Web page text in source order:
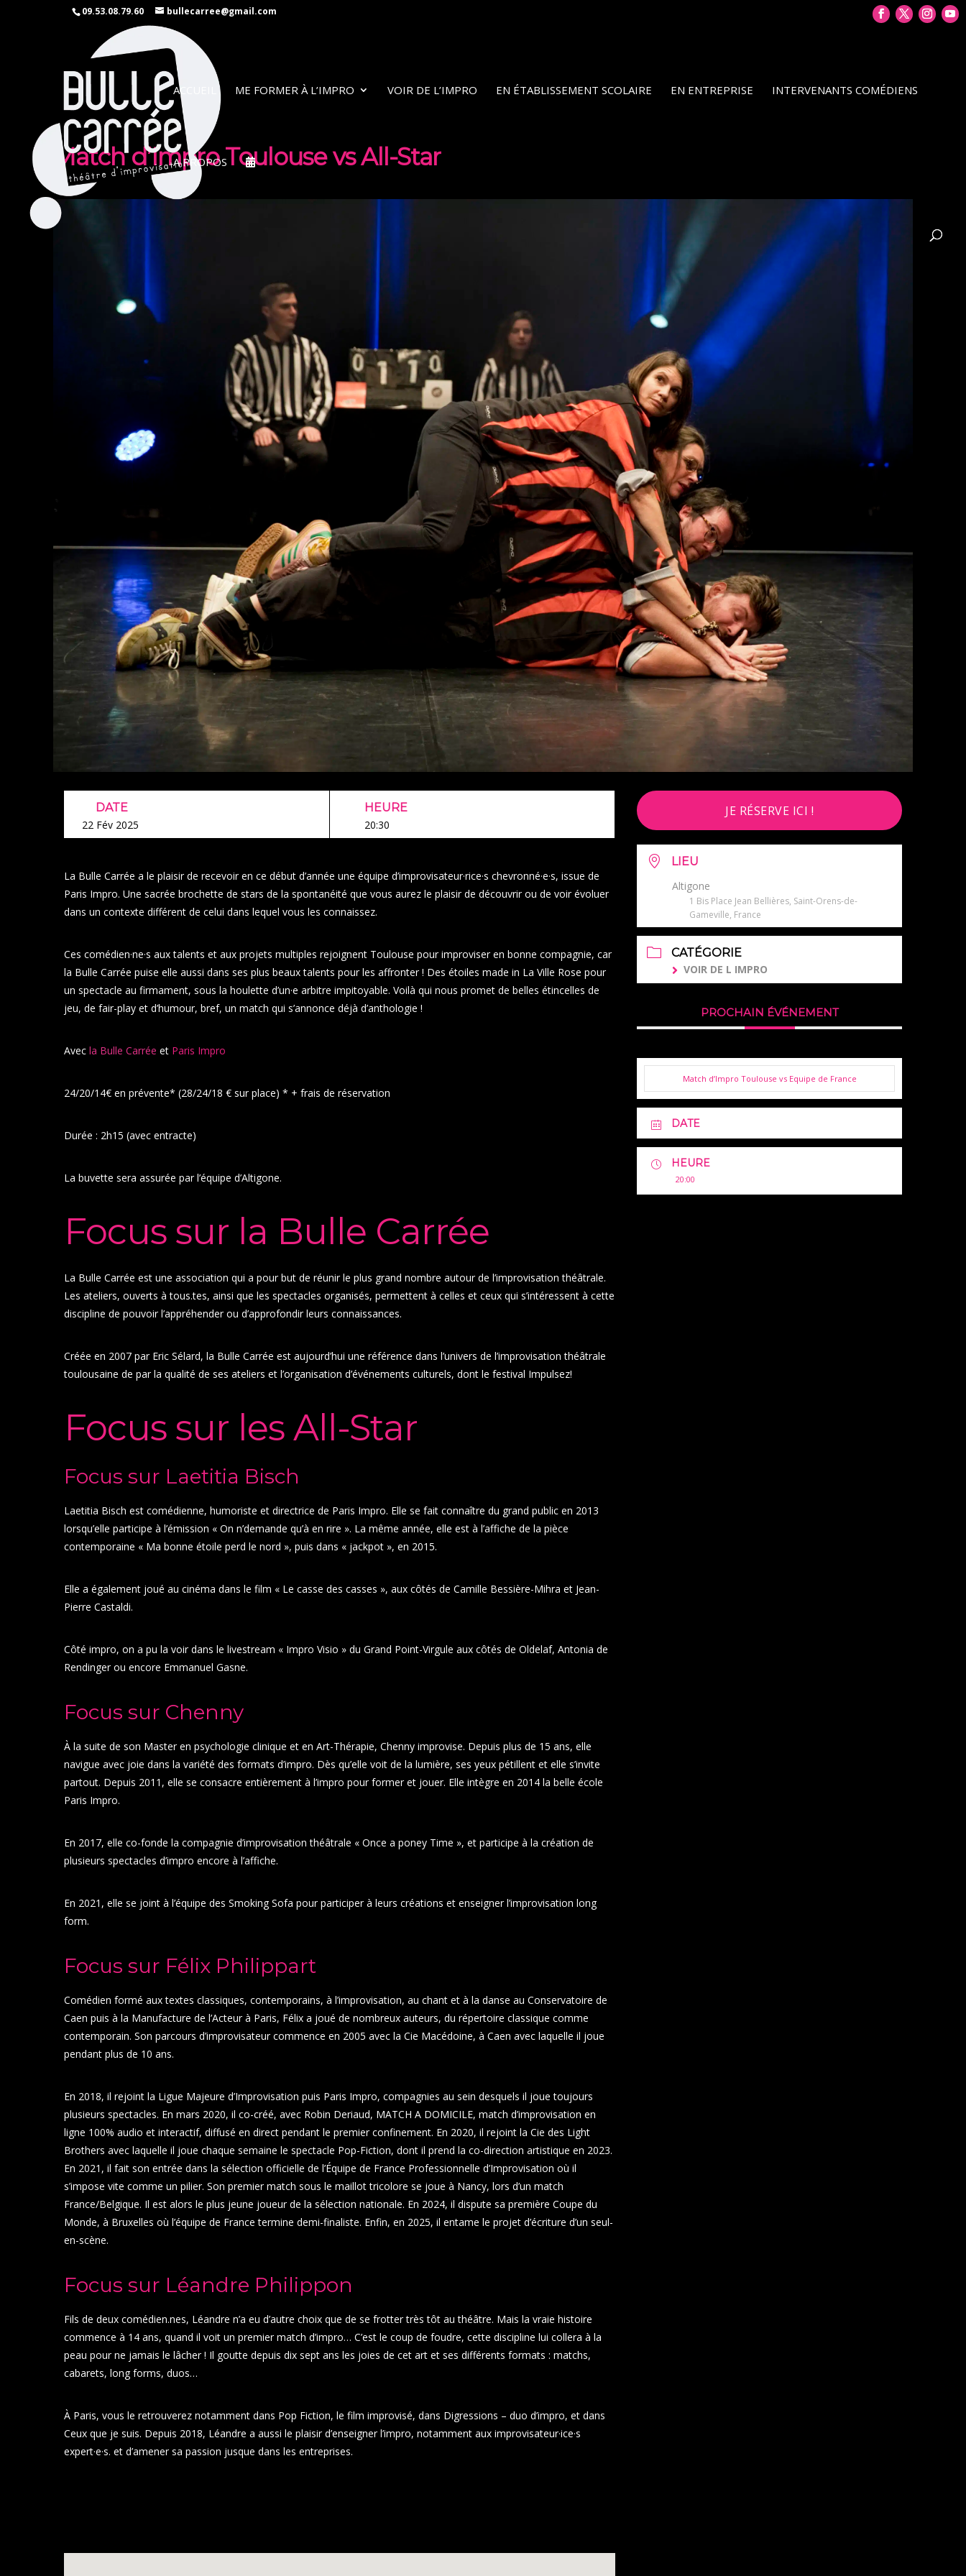
09.53.08.79.60 bullecarree@gmail.com
ACCUEIL ME FORMER À L’IMPRO VOIR DE L’IMPRO EN ÉTABLISSEMENT SCOLAIRE EN ENTREPRISE INTERVENANTS COMÉDIENS
A PROPOS
Match d’Impro Toulouse vs All-Star
DATE
22 Fév 2025
HEURE
20:30
La Bulle Carrée a le plaisir de recevoir en ce début d’année une équipe d’improvisateur·rice·s chevronné·e·s, issue de
Paris Impro. Une sacrée brochette de stars de la spontanéité que vous aurez le plaisir de découvrir ou de voir évoluer
dans un contexte différent de celui dans lequel vous les connaissez.
Ces comédien·ne·s aux talents et aux projets multiples rejoignent Toulouse pour improviser en bonne compagnie, car
la Bulle Carrée puise elle aussi dans ses plus beaux talents pour les affronter ! Des étoiles made in La Ville Rose pour
un spectacle au firmament, sous la houlette d’un·e arbitre impitoyable. Voilà qui nous promet de belles étincelles de
jeu, de fair-play et d’humour, bref, un match qui s’annonce déjà d’anthologie !
Avec la Bulle Carrée et Paris Impro
24/20/14€ en prévente* (28/24/18 € sur place) * + frais de réservation
Durée : 2h15 (avec entracte)
La buvette sera assurée par l’équipe d’Altigone.
Focus sur la Bulle Carrée
La Bulle Carrée est une association qui a pour but de réunir le plus grand nombre autour de l’improvisation théâtrale.
Les ateliers, ouverts à tous.tes, ainsi que les spectacles organisés, permettent à celles et ceux qui s’intéressent à cette
discipline de pouvoir l’appréhender ou d’approfondir leurs connaissances.
Créée en 2007 par Eric Sélard, la Bulle Carrée est aujourd’hui une référence dans l’univers de l’improvisation théâtrale
toulousaine de par la qualité de ses ateliers et l’organisation d’événements culturels, dont le festival Impulsez!
Focus sur les All-Star
Focus sur Laetitia Bisch
Laetitia Bisch est comédienne, humoriste et directrice de Paris Impro. Elle se fait connaître du grand public en 2013
lorsqu’elle participe à l’émission « On n’demande qu’à en rire ». La même année, elle est à l’affiche de la pièce
contemporaine « Ma bonne étoile perd le nord », puis dans « jackpot », en 2015.
Elle a également joué au cinéma dans le film « Le casse des casses », aux côtés de Camille Bessière-Mihra et Jean-
Pierre Castaldi.
Côté impro, on a pu la voir dans le livestream « Impro Visio » du Grand Point-Virgule aux côtés de Oldelaf, Antonia de
Rendinger ou encore Emmanuel Gasne.
Focus sur Chenny
À la suite de son Master en psychologie clinique et en Art-Thérapie, Chenny improvise. Depuis plus de 15 ans, elle
navigue avec joie dans la variété des formats d’impro. Dès qu’elle voit de la lumière, ses yeux pétillent et elle s’invite
partout. Depuis 2011, elle se consacre entièrement à l’impro pour former et jouer. Elle intègre en 2014 la belle école
Paris Impro.
En 2017, elle co-fonde la compagnie d’improvisation théâtrale « Once a poney Time », et participe à la création de
plusieurs spectacles d’impro encore à l’affiche.
En 2021, elle se joint à l’équipe des Smoking Sofa pour participer à leurs créations et enseigner l’improvisation long
form.
Focus sur Félix Philippart
Comédien formé aux textes classiques, contemporains, à l’improvisation, au chant et à la danse au Conservatoire de
Caen puis à la Manufacture de l’Acteur à Paris, Félix a joué de nombreux auteurs, du répertoire classique comme
contemporain. Son parcours d’improvisateur commence en 2005 avec la Cie Macédoine, à Caen avec laquelle il joue
pendant plus de 10 ans.
En 2018, il rejoint la Ligue Majeure d’Improvisation puis Paris Impro, compagnies au sein desquels il joue toujours
plusieurs spectacles. En mars 2020, il co-créé, avec Robin Deriaud, MATCH A DOMICILE, match d’improvisation en
ligne 100% audio et interactif, diffusé en direct pendant le premier confinement. En 2020, il rejoint la Cie des Light
Brothers avec laquelle il joue chaque semaine le spectacle Pop-Fiction, dont il prend la co-direction artistique en 2023.
En 2021, il fait son entrée dans la sélection officielle de l’Équipe de France Professionnelle d’Improvisation où il
s’impose vite comme un pilier. Son premier match sous le maillot tricolore se joue à Nancy, lors d’un match
France/Belgique. Il est alors le plus jeune joueur de la sélection nationale. En 2024, il dispute sa première Coupe du
Monde, à Bruxelles où l’équipe de France termine demi-finaliste. Enfin, en 2025, il entame le projet d’écriture d’un seul-
en-scène.
Focus sur Léandre Philippon
Fils de deux comédien.nes, Léandre n’a eu d’autre choix que de se frotter très tôt au théâtre. Mais la vraie histoire
commence à 14 ans, quand il voit un premier match d’impro… C’est le coup de foudre, cette discipline lui collera à la
peau pour ne jamais le lâcher ! Il goutte depuis dix sept ans les joies de cet art et ses différents formats : matchs,
cabarets, long forms, duos…
À Paris, vous le retrouverez notamment dans Pop Fiction, le film improvisé, dans Digressions – duo d’impro, et dans
Ceux que je suis. Depuis 2018, Léandre a aussi le plaisir d’enseigner l’impro, notamment aux improvisateur·ice·s
expert·e·s. et d’amener sa passion jusque dans les entreprises.
JE RÉSERVE ICI !
LIEU
Altigone
1 Bis Place Jean Bellières, Saint-Orens-de-
Gameville, France
CATÉGORIE
VOIR DE L IMPRO
PROCHAIN ÉVÉNEMENT
Match d’Impro Toulouse vs Equipe de France
DATE
HEURE
20:00